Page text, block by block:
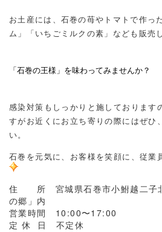
お土産には、石巻の苺やトマトで作っ
ム」「いちごミルクの素」なども販売
「石巻の王様」を味わってみませんか？
感染対策もしっかりと施しております
すがお近くにお立ち寄りの際にはぜひ
い。
石巻を元気に、お客様を笑顔に、従業
住 所 宮城県石巻市小鮒越二子
の郷」内
営業時間 10:00〜17:00
定 休 日 不定休